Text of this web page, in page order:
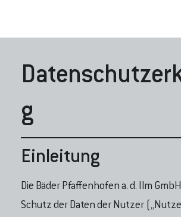
g
Einleitung
Die Bäder Pfaffenhofen a. d. Ilm
Schutz der Daten der Nutzer